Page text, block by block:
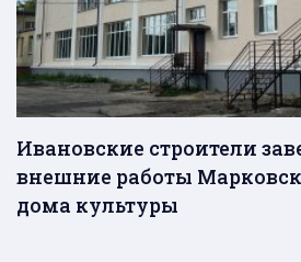
Ивановские строители
внешние работы
дома культуры